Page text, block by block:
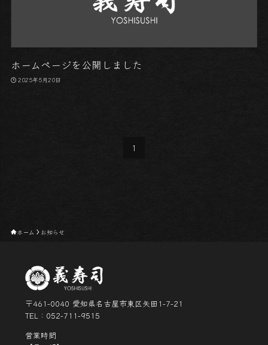
ホームページを公開しました
2025年5月20日
1
ホーム お知らせ
〒461-0040 愛知県名古屋市東区矢田1-7-21
TEL：052-711-9515
営業時間